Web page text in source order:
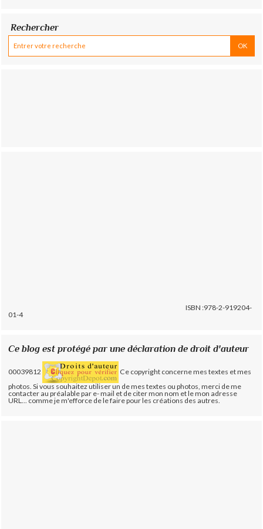
Rechercher
ISBN :978-2-919204-
01-4
Ce blog est protégé par une déclaration de droit d'auteur
00039812
Ce copyright concerne mes textes et mes
photos. Si vous souhaitez utiliser un de mes textes ou photos, merci de me
contacter au préalable par e- mail et de citer mon nom et le mon adresse
URL... comme je m'efforce de le faire pour les créations des autres.